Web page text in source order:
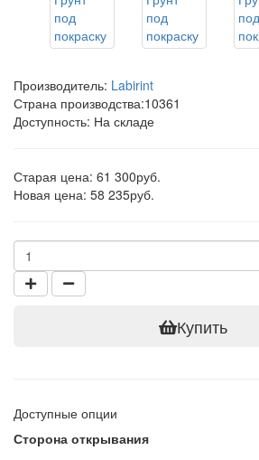
Производитель: Labirint
Страна производства:10361
Доступность: На складе
Старая цена: 61 300руб.
Новая цена: 58 235руб.
Купить
Доступные опции
Сторона открывания